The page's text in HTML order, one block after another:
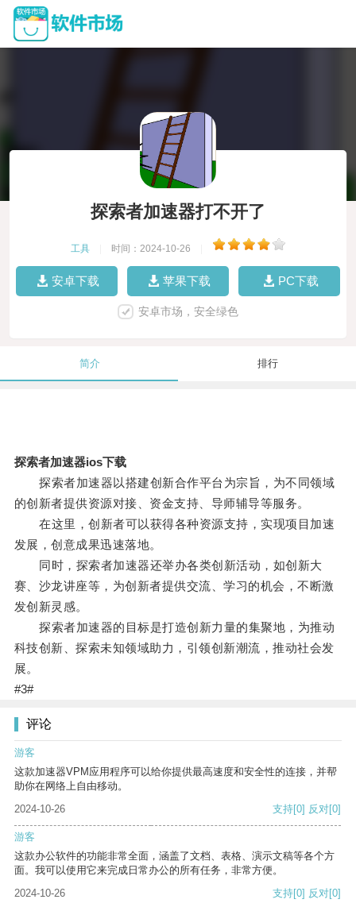
探索者加速器打不开了
工具 时间：2024-10-26
安卓下载 苹果下载 PC下载
安卓市场，安全绿色
简介 排行
探索者加速器ios下载
探索者加速器以搭建创新合作平台为宗旨，为不同领域
的创新者提供资源对接、资金支持、导师辅导等服务。
在这里，创新者可以获得各种资源支持，实现项目加速
发展，创意成果迅速落地。
同时，探索者加速器还举办各类创新活动，如创新大
赛、沙龙讲座等，为创新者提供交流、学习的机会，不断激
发创新灵感。
探索者加速器的目标是打造创新力量的集聚地，为推动
科技创新、探索未知领域助力，引领创新潮流，推动社会发
展。
#3#
评论
游客
这款加速器VPM应用程序可以给你提供最高速度和安全性的连接，并帮
助你在网络上自由移动。
2024-10-26
支持[0] 反对[0]
游客
这款办公软件的功能非常全面，涵盖了文档、表格、演示文稿等各个方
面。我可以使用它来完成日常办公的所有任务，非常方便。
2024-10-26
支持[0] 反对[0]